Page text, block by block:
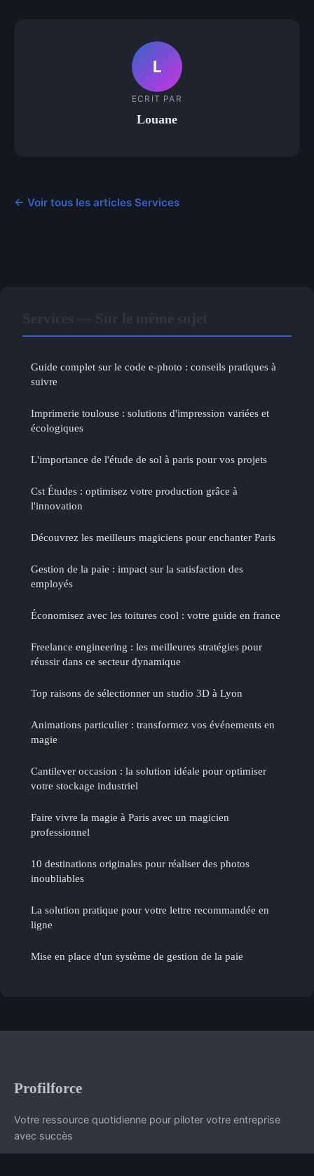
L
ECRIT PAR
Louane
← Voir tous les articles Services
Guide complet sur le code e-photo : conseils pratiques à
suivre
Imprimerie toulouse : solutions d'impression variées et
écologiques
L'importance de l'étude de sol à paris pour vos projets
Cst Études : optimisez votre production grâce à
l'innovation
Découvrez les meilleurs magiciens pour enchanter Paris
Gestion de la paie : impact sur la satisfaction des
employés
Économisez avec les toitures cool : votre guide en france
Freelance engineering : les meilleures stratégies pour
réussir dans ce secteur dynamique
Top raisons de sélectionner un studio 3D à Lyon
Animations particulier : transformez vos événements en
magie
Cantilever occasion : la solution idéale pour optimiser
votre stockage industriel
Faire vivre la magie à Paris avec un magicien
professionnel
10 destinations originales pour réaliser des photos
inoubliables
La solution pratique pour votre lettre recommandée en
ligne
Mise en place d'un système de gestion de la paie
Profilforce
Votre ressource quotidienne pour piloter votre entreprise
avec succès